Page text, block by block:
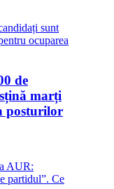
de
marți
posturilor